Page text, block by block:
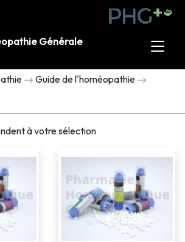
Générale
Guide de l'homéopathie
à votre sélection